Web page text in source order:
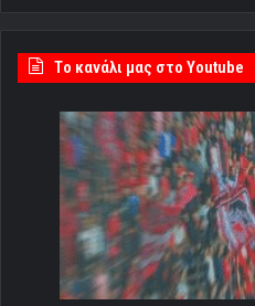
Tο κανάλι μας στο Youtube